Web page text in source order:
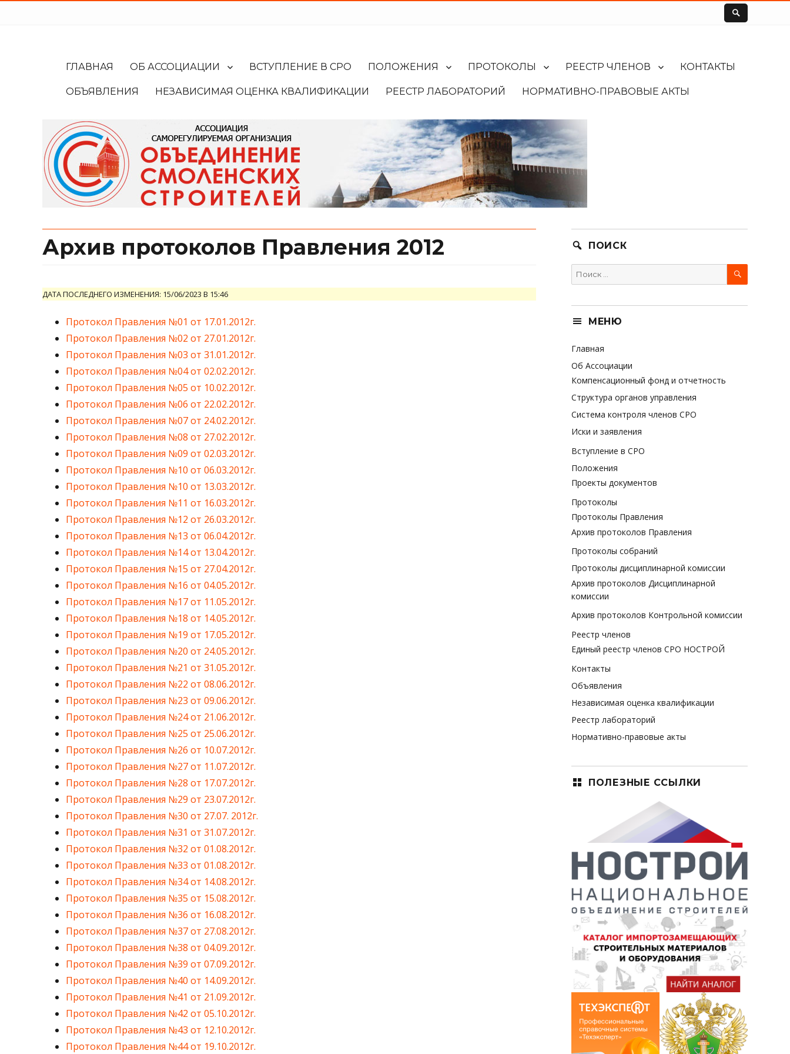
ГЛАВНАЯ ОБ АССОЦИАЦИИ ВСТУПЛЕНИЕ В СРО ПОЛОЖЕНИЯ ПРОТОКОЛЫ РЕЕСТР ЧЛЕНОВ КОНТАКТЫ
ОБЪЯВЛЕНИЯ НЕЗАВИСИМАЯ ОЦЕНКА КВАЛИФИКАЦИИ РЕЕСТР ЛАБОРАТОРИЙ НОРМАТИВНО-ПРАВОВЫЕ АКТЫ
Архив протоколов Правления 2012
ДАТА ПОСЛЕДНЕГО ИЗМЕНЕНИЯ: 15/06/2023 В 15:46
Протокол Правления №01 от 17.01.2012г.
Протокол Правления №02 от 27.01.2012г.
Протокол Правления №03 от 31.01.2012г.
Протокол Правления №04 от 02.02.2012г.
Протокол Правления №05 от 10.02.2012г.
Протокол Правления №06 от 22.02.2012г.
Протокол Правления №07 от 24.02.2012г.
Протокол Правления №08 от 27.02.2012г.
Протокол Правления №09 от 02.03.2012г.
Протокол Правления №10 от 06.03.2012г.
Протокол Правления №10 от 13.03.2012г.
Протокол Правления №11 от 16.03.2012г.
Протокол Правления №12 от 26.03.2012г.
Протокол Правления №13 от 06.04.2012г.
Протокол Правления №14 от 13.04.2012г.
Протокол Правления №15 от 27.04.2012г.
Протокол Правления №16 от 04.05.2012г.
Протокол Правления №17 от 11.05.2012г.
Протокол Правления №18 от 14.05.2012г.
Протокол Правления №19 от 17.05.2012г.
Протокол Правления №20 от 24.05.2012г.
Протокол Правления №21 от 31.05.2012г.
Протокол Правления №22 от 08.06.2012г.
Протокол Правления №23 от 09.06.2012г.
Протокол Правления №24 от 21.06.2012г.
Протокол Правления №25 от 25.06.2012г.
Протокол Правления №26 от 10.07.2012г.
Протокол Правления №27 от 11.07.2012г.
Протокол Правления №28 от 17.07.2012г.
Протокол Правления №29 от 23.07.2012г.
Протокол Правления №30 от 27.07. 2012г.
Протокол Правления №31 от 31.07.2012г.
Протокол Правления №32 от 01.08.2012г.
Протокол Правления №33 от 01.08.2012г.
Протокол Правления №34 от 14.08.2012г.
Протокол Правления №35 от 15.08.2012г.
Протокол Правления №36 от 16.08.2012г.
Протокол Правления №37 от 27.08.2012г.
Протокол Правления №38 от 04.09.2012г.
Протокол Правления №39 от 07.09.2012г.
Протокол Правления №40 от 14.09.2012г.
Протокол Правления №41 от 21.09.2012г.
Протокол Правления №42 от 05.10.2012г.
Протокол Правления №43 от 12.10.2012г.
Протокол Правления №44 от 19.10.2012г.
ПОИСК
Search
for:
SEARCH
МЕНЮ
Главная
Об Ассоциации
Компенсационный фонд и отчетность
Структура органов управления
Система контроля членов СРО
Иски и заявления
Вступление в СРО
Положения
Проекты документов
Протоколы
Протоколы Правления
Архив протоколов Правления
Протоколы собраний
Протоколы дисциплинарной комиссии
Архив протоколов Дисциплинарной
комиссии
Архив протоколов Контрольной комиссии
Реестр членов
Единый реестр членов СРО НОСТРОЙ
Контакты
Объявления
Независимая оценка квалификации
Реестр лабораторий
Нормативно-правовые акты
ПОЛЕЗНЫЕ ССЫЛКИ